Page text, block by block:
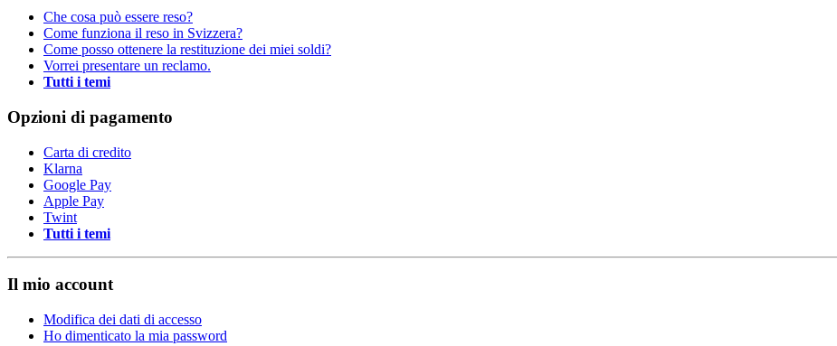
Che cosa può essere reso?
Come funziona il reso in Svizzera?
Come posso ottenere la restituzione dei miei soldi?
Vorrei presentare un reclamo.
Tutti i temi
Opzioni di pagamento
Carta di credito
Klarna
Google Pay
Apple Pay
Twint
Tutti i temi
Il mio account
Modifica dei dati di accesso
Ho dimenticato la mia password